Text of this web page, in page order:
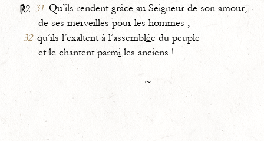
℟2 31 Qu’ils rendent grâce au Seigneur de son amour,
de ses merveilles pour les hommes ;
32 qu’ils l’exaltent à l’assemblée du peuple
et le chantent parmi les anciens !
~